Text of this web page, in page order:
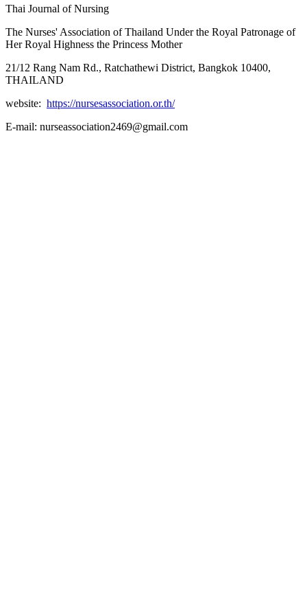
Thai Journal of Nursing
The Nurses' Association of Thailand Under the Royal Patronage of
Her Royal Highness the Princess Mother
21/12 Rang Nam Rd., Ratchathewi District, Bangkok 10400,
THAILAND
website: https://nursesassociation.or.th/
E-mail: nurseassociation2469@gmail.com